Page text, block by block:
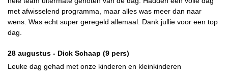
met afwisselend programma, maar alles was meer dan naar
wens. Was echt super geregeld allemaal. Dank jullie voor een top
dag.
28 augustus - Dick Schaap (9 pers)
Leuke dag gehad met onze kinderen en kleinkinderen